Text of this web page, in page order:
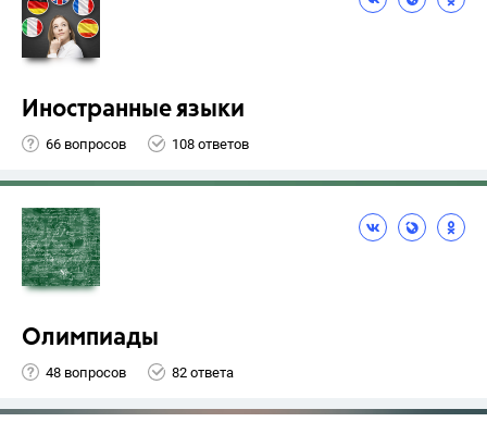
Иностранные языки
66 вопросов 108 ответов
Олимпиады
48 вопросов 82 ответа